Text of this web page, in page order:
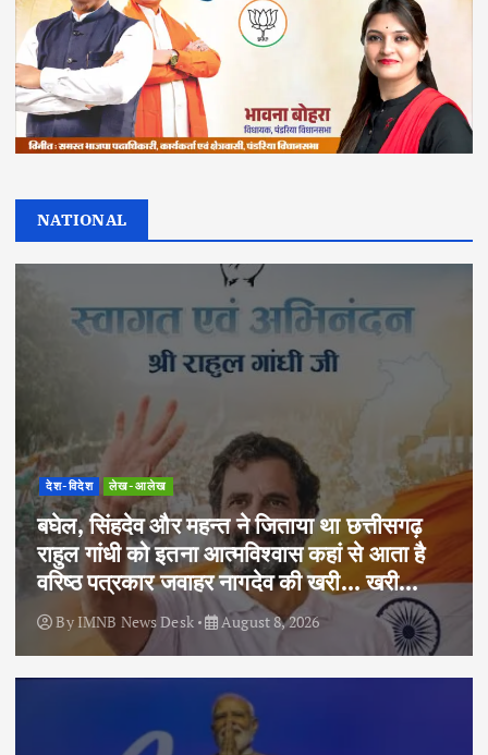
NATIONAL
देश-विदेश लेख-आलेख
बघेल, सिंहदेव और महन्त ने जिताया था छत्तीसगढ़
राहुल गांधी को इतना आत्मविश्वास कहां से आता है
वरिष्ठ पत्रकार जवाहर नागदेव की खरी… खरी…
ByIMNB News Desk August 8, 2026